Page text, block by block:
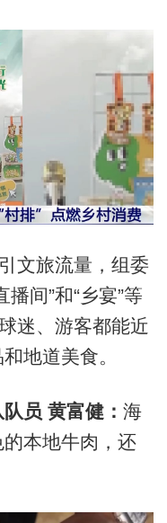
文旅流量，组委
间”和“乡宴”等
迷、游客都能近
地道美食。
员 黄富健： 海
本地牛肉，还